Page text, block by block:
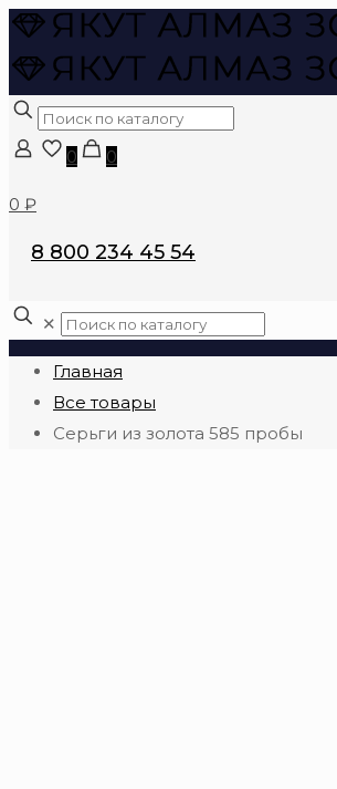
0 0
0 ₽
8 800 234 45 54
✕
Главная
Все товары
Серьги из золота 585 пробы